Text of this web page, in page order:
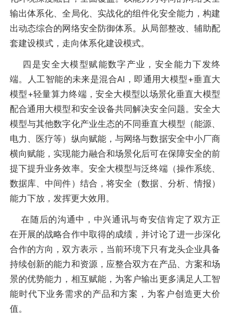
输出体系化、全局化、实战化的组件化安全能力，构建
出动态综合的网络安全防御体系。从局部整改、辅助配
套建设模式，走向体系化建设模式。
四是安全大模型赋能数字产业，安全能力下发终
端。人工智能的未来是混合AI，即通用大模型+垂直大
模型+轻量算力终端，安全大模型以场景化垂直大模型
配合通用大模型和安全设备共同解决安全问题。安全大
模型与其他数字化产业生态的不同垂直大模型（能源、
电力、医疗等）纵向赋能，与网络与数据安全中小厂商
横向赋能，实现能力融合和场景化后可在保障安全的前
提下提升业务效率。安全大模型与泛终端（操作系统、
数据库、中间件）结合，将安全（数据、分析、情报）
能力下放，发挥更大效用。
在随后的沟通中，中兴通讯与奇安信肯定了双方正
在开展的战略合作中取得的成绩，并讨论了进一步深化
合作的方向，双方表示，当前环境下只有龙头企业具备
持续创新的能力和资源，应整合双方在产品、方案和场
景的优势能力，相互赋能，为客户输出更多满足人工智
能时代下业务需求的产品和方案，为客户创造更大价
值。